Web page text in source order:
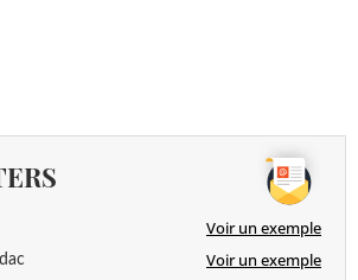
Voir un exemple
Voir un exemple